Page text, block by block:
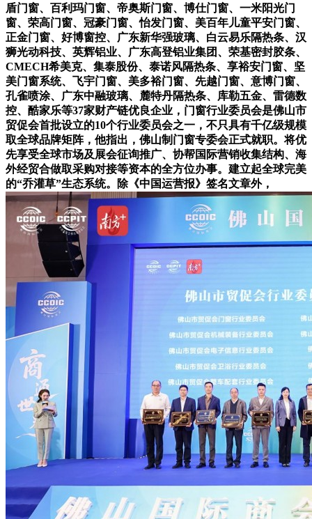
盾门窗、百利玛门窗、帝奥斯门窗、博仕门窗、一米阳光门
窗、荣高门窗、冠豪门窗、怡发门窗、美百年儿童平安门窗、
正金门窗、好博窗控、广东新华强玻璃、白云易乐隔热条、汉
狮光动科技、英辉铝业、广东高登铝业集团、荣基密封胶条、
CMECH希美克、集泰股份、泰诺风隔热条、享裕安门窗、坚
美门窗系统、飞宇门窗、美多裕门窗、先越门窗、意博门窗、
孔雀喷涂、广东中融玻璃、麓特丹隔热条、库勒五金、雷德数
控、酷家乐等37家财产链优良企业，门窗行业委员会是佛山市
贸促会首批设立的10个行业委员会之一，不只具有千亿级规模
取全球品牌矩阵，他指出，佛山制门窗专委会正式就职。将优
先享受全球市场及展会征询推广、协帮国际营销收集结构、海
外经贸合做取采购对接等资本的全方位办事。建立起全球完美
的“乔灌草”生态系统。除《中国运营报》签名文章外，